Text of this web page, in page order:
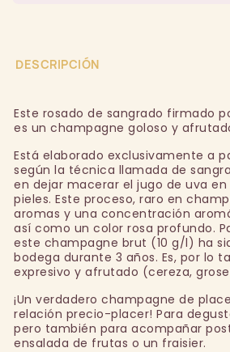
DESCRIPCIÓN
Este rosado de sangrado firmado
es un champagne goloso y
Está elaborado exclusivamente a
según la técnica llamada de
en dejar macerar el jugo de uva
pieles. Este proceso, raro en
aromas y una concentración
así como un color rosa profundo.
este champagne brut (10 g/l) ha
bodega durante 3 años. Es, por lo
expresivo y afrutado (cereza,
¡Un verdadero champagne de
relación precio-placer! Para
pero también para acompañar
ensalada de frutas o un fraisier.